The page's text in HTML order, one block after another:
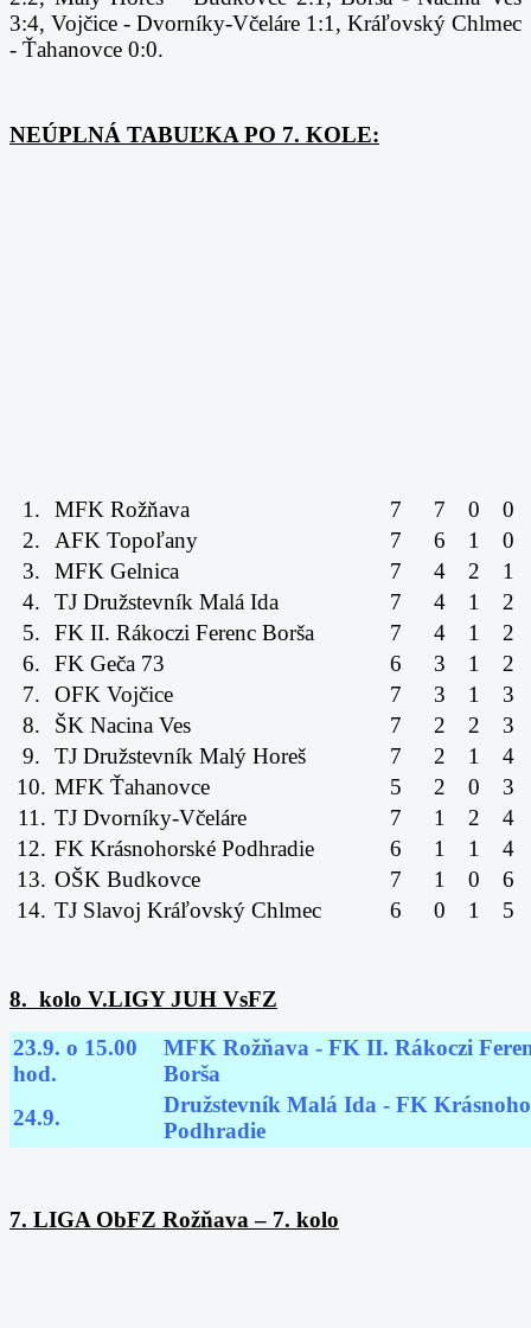
3:4, Vojčice - Dvorníky-Včeláre 1:1, Kráľovský Chlmec
- Ťahanovce 0:0.
NEÚPLNÁ TABUĽKA PO 7. KOLE:
1. MFK Rožňava 7 7 0
0
2.
AFK Topoľany 7 6 1
0
3.
MFK Gelnica 7 4 2
1
4.
TJ Družstevník Malá Ida 7 4 1
2
5.
FK II. Rákoczi Ferenc Borša 7 4 1
2
6.
FK Geča 73 6 3 1
2
7.
OFK Vojčice 7 3 1
3
8.
ŠK Nacina Ves 7 2 2
3
9.
TJ Družstevník Malý Horeš 7 2 1
4
10. MFK Ťahanovce 5 2 0
3
11. TJ Dvorníky-Včeláre 7 1 2
4
12. FK Krásnohorské Podhradie 6 1 1
4
13. OŠK Budkovce 7 1 0
6
14. TJ Slavoj Kráľovský Chlmec 6 0 1 5
8. kolo V.LIGY JUH VsFZ
23.9. o 15.00
hod.
MFK Rožňava - FK II. Rákoczi
Borša
24.9.
Družstevník Malá Ida - FK
Podhradie
7. LIGA ObFZ Rožňava – 7. kolo